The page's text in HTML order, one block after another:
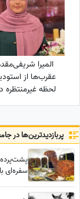
المیرا
عقرب‌ها از
لحظه غیرمنتظره
ایرانی» +
پربازدید‌ترین‌ها در
سفره‌ای